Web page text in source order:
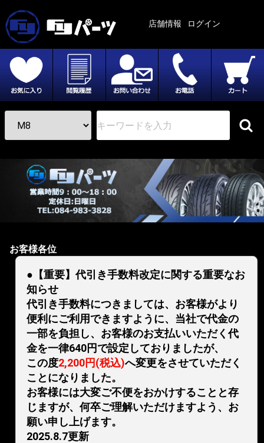
店舗情報 ログイン
お客様各位
●【重要】代引き手数料改定に関する重要なお
知らせ
代引き手数料につきましては、お客様がより
便利にご利用できますように、当社で代金の
一部を負担し、お客様のお支払いいただく代
金を一律640円で設定しておりましたが、
この度2,200円(税込)へ変更をさせていただく
ことになりました。
お客様には大変ご不便をおかけすることと存
じますが、何卒ご理解いただけますよう、お
願い申し上げます。
2025.8.7更新